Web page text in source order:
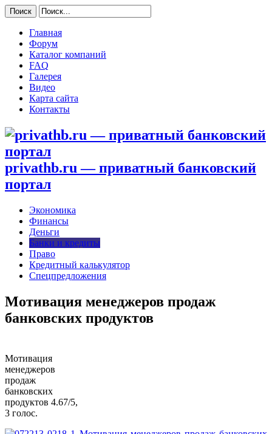
Главная
Форум
Каталог компаний
FAQ
Галерея
Видео
Карта сайта
Контакты
privathb.ru — приватный банковский
портал
Экономика
Финансы
Деньги
Банки и кредиты
Право
Кредитный калькулятор
Спецпредложения
Мотивация менеджеров продаж
банковских продуктов
Мотивация
менеджеров
продаж
банковских
продуктов 4.67/5,
3 голос.